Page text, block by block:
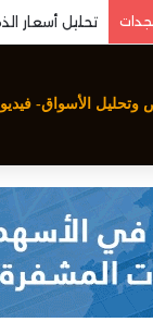
الأسواق- فيديو